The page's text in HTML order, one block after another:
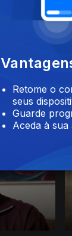
Retome o
seus
Guarde
Aceda à sua